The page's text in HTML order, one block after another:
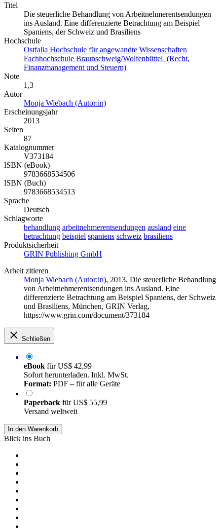
Titel
Die steuerliche Behandlung von Arbeitnehmerentsendungen
ins Ausland. Eine differenzierte Betrachtung am Beispiel
Spaniens, der Schweiz und Brasiliens
Hochschule
Ostfalia Hochschule für angewandte Wissenschaften
Fachhochschule Braunschweig/Wolfenbüttel (Recht,
Finanzmanagement und Steuern)
Note
1,3
Autor
Monja Wiebach (Autor:in)
Erscheinungsjahr
2013
Seiten
87
Katalognummer
V373184
ISBN (eBook)
9783668534506
ISBN (Buch)
9783668534513
Sprache
Deutsch
Schlagworte
behandlung arbeitnehmerentsendungen ausland eine
betrachtung beispiel spaniens schweiz brasiliens
Produktsicherheit
GRIN Publishing GmbH
Arbeit zitieren
Monja Wiebach (Autor:in), 2013, Die steuerliche Behandlung
von Arbeitnehmerentsendungen ins Ausland. Eine
differenzierte Betrachtung am Beispiel Spaniens, der Schweiz
und Brasiliens, München, GRIN Verlag,
https://www.grin.com/document/373184
Schließen
eBook fürUS$ 42,99
Sofort herunterladen. Inkl. MwSt.
Format: PDF – für alle Geräte
Paperback fürUS$ 55,99
Versand weltweit
In den Warenkorb
Blick ins Buch